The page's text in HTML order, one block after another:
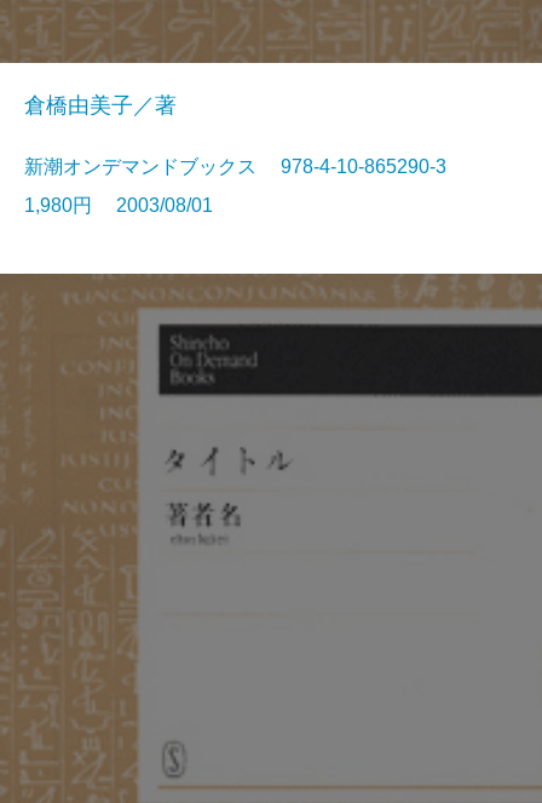
倉橋由美子／著
新潮オンデマンドブックス 978-4-10-865290-3
1,980円 2003/08/01